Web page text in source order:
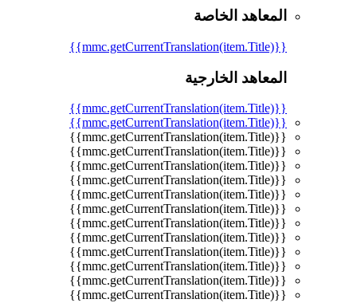
المعاهد الخاصة
{{mmc.getCurrentTranslation(item.Title)}}
المعاهد الخارجية
{{mmc.getCurrentTranslation(item.Title)}}
{{mmc.getCurrentTranslation(item.Title)}}
{{mmc.getCurrentTranslation(item.Title)}}
{{mmc.getCurrentTranslation(item.Title)}}
{{mmc.getCurrentTranslation(item.Title)}}
{{mmc.getCurrentTranslation(item.Title)}}
{{mmc.getCurrentTranslation(item.Title)}}
{{mmc.getCurrentTranslation(item.Title)}}
{{mmc.getCurrentTranslation(item.Title)}}
{{mmc.getCurrentTranslation(item.Title)}}
{{mmc.getCurrentTranslation(item.Title)}}
{{mmc.getCurrentTranslation(item.Title)}}
{{mmc.getCurrentTranslation(item.Title)}}
{{mmc.getCurrentTranslation(item.Title)}}